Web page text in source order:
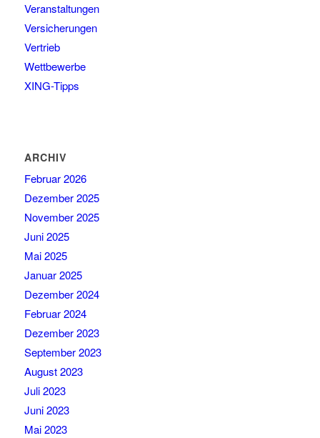
Veranstaltungen
Versicherungen
Vertrieb
Wettbewerbe
XING-Tipps
ARCHIV
Februar 2026
Dezember 2025
November 2025
Juni 2025
Mai 2025
Januar 2025
Dezember 2024
Februar 2024
Dezember 2023
September 2023
August 2023
Juli 2023
Juni 2023
Mai 2023